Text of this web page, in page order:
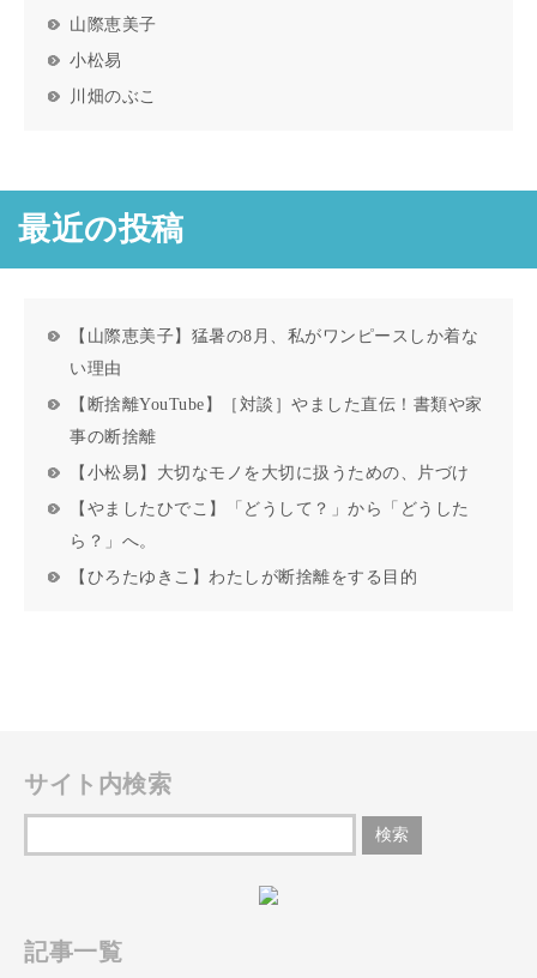
山際恵美子
小松易
川畑のぶこ
最近の投稿
【山際恵美子】猛暑の8月、私がワンピースしか着な
い理由
【断捨離YouTube】［対談］やました直伝！書類や家
事の断捨離
【小松易】大切なモノを大切に扱うための、片づけ
【やましたひでこ】「どうして？」から「どうした
ら？」へ。
【ひろたゆきこ】わたしが断捨離をする目的
サイト内検索
記事一覧